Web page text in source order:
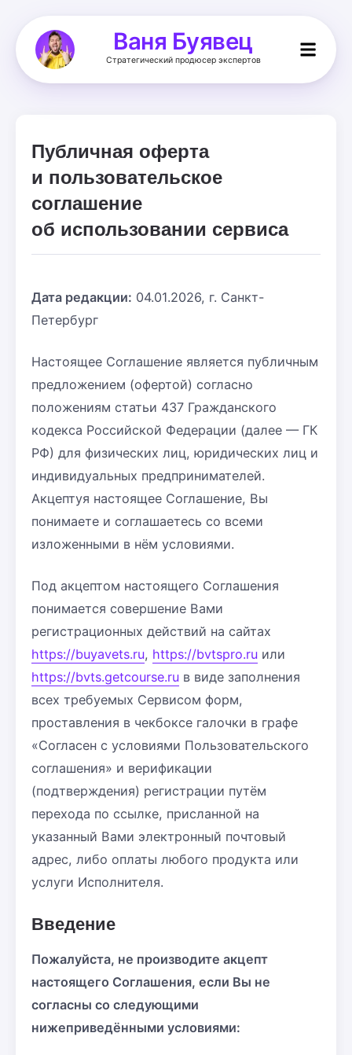
Ваня Буявец
Стратегический продюсер экспертов
Публичная оферта
и пользовательское
соглашение
об использовании сервиса
Дата редакции: 04.01.2026, г. Санкт-
Петербург
Настоящее Соглашение является публичным
предложением (офертой) согласно
положениям статьи 437 Гражданского
кодекса Российской Федерации (далее — ГК
РФ) для физических лиц, юридических лиц и
индивидуальных предпринимателей.
Акцептуя настоящее Соглашение, Вы
понимаете и соглашаетесь со всеми
изложенными в нём условиями.
Под акцептом настоящего Соглашения
понимается совершение Вами
регистрационных действий на сайтах
https://buyavets.ru, https://bvtspro.ru или
https://bvts.getcourse.ru в виде заполнения
всех требуемых Сервисом форм,
проставления в чекбоксе галочки в графе
«Согласен с условиями Пользовательского
соглашения» и верификации
(подтверждения) регистрации путём
перехода по ссылке, присланной на
указанный Вами электронный почтовый
адрес, либо оплаты любого продукта или
услуги Исполнителя.
Введение
Пожалуйста, не производите акцепт
настоящего Соглашения, если Вы не
согласны со следующими
нижеприведёнными условиями: